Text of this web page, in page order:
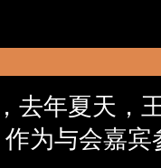
去年夏天，
为与会嘉宾